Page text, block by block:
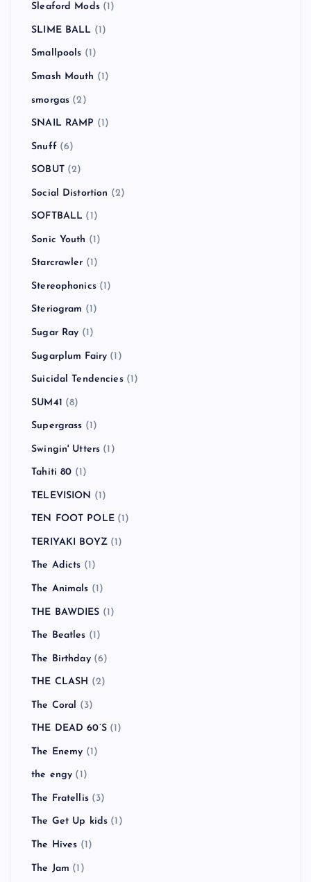
Sleaford Mods(1)
SLIME BALL (1)
Smallpools (1)
Smash Mouth (1)
smorgas (2)
SNAIL RAMP (1)
Snuff (6)
SOBUT(2)
Social Distortion (2)
SOFTBALL (1)
Sonic Youth (1)
Starcrawler (1)
Stereophonics(1)
Steriogram (1)
Sugar Ray (1)
Sugarplum Fairy (1)
Suicidal Tendencies(1)
SUM41 (8)
Supergrass (1)
Swingin' Utters (1)
Tahiti 80 (1)
TELEVISION (1)
TEN FOOT POLE(1)
TERIYAKI BOYZ(1)
The Adicts (1)
The Animals (1)
THE BAWDIES (1)
The Beatles (1)
The Birthday(6)
THE CLASH (2)
The Coral (3)
THE DEAD 60’S(1)
The Enemy (1)
the engy (1)
The Fratellis(3)
The Get Up kids (1)
The Hives (1)
The Jam (1)